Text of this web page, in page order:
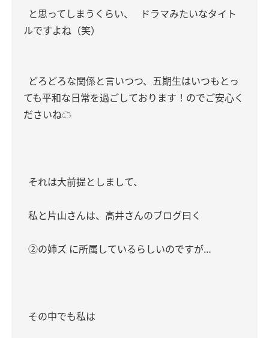
と思ってしまうくらい、
ドラマみたいなタイト
ルですよね（笑）
どろどろな関係と言いつつ、五期生はいつもとっ
ても平和な日常を過ごしております！のでご安心く
ださいね☁️
それは大前提としまして、
私と片山さんは、高井さんのブログ曰く
②の姉ズ に所属しているらしいのですが…
その中でも私は